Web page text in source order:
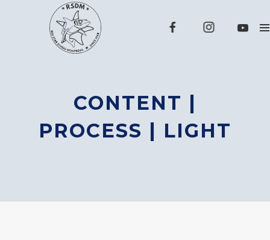
CONTENT |
PROCESS | LIGHT